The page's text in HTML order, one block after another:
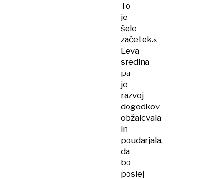
To
je
šele
začetek.«
Leva
sredina
pa
je
razvoj
dogodkov
obžalovala
in
poudarjala,
da
bo
poslej